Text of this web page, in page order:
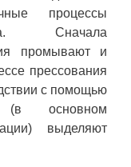
процессы
Сначала
промывают и
прессования
с помощью
основном
выделяют